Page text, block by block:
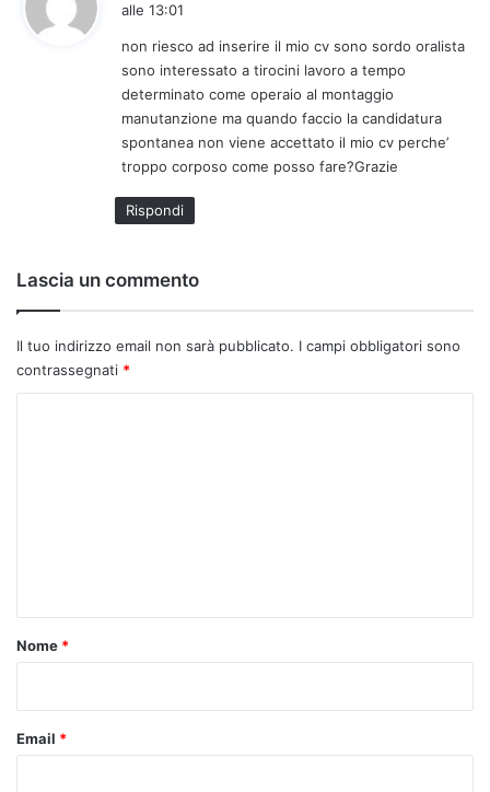
e
t
t
o
:
alle 13:01
non riesco ad inserire il mio cv sono sordo oralista
sono interessato a tirocini lavoro a tempo
determinato come operaio al montaggio
manutanzione ma quando faccio la candidatura
spontanea non viene accettato il mio cv perche’
troppo corposo come posso fare?Grazie
Rispondi
Lascia un commento
Il tuo indirizzo email non sarà pubblicato. I campi obbligatori sono
contrassegnati *
o
Nome *
Email *